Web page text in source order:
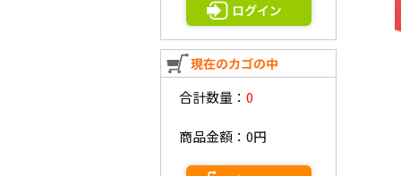
合計数量： 0
商品金額： 0円